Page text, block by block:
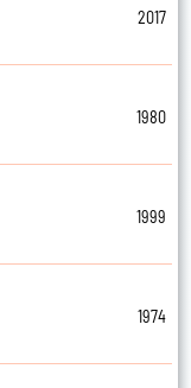
2017
1980
1999
1974